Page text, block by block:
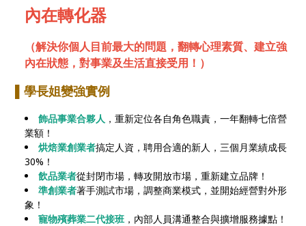
內在轉化器
（解決你個人目前最大的問題，翻轉心理素質、建立強
內在狀態，對事業及生活直接受用！）
▌學長姐變強實例
飾品事業合夥人 ，重新定位各自角色職責，一年翻轉七倍營
業額！
烘焙業創業者搞定人資，聘用合適的新人，三個月業績成長
30%！
飲品業者從封閉市場，轉攻開放市場，重新建立品牌！
準創業者著手測試市場，調整商業模式，並開始經營對外形
象！
寵物殯葬業二代接班 ，內部人員溝通整合與擴增服務據點！